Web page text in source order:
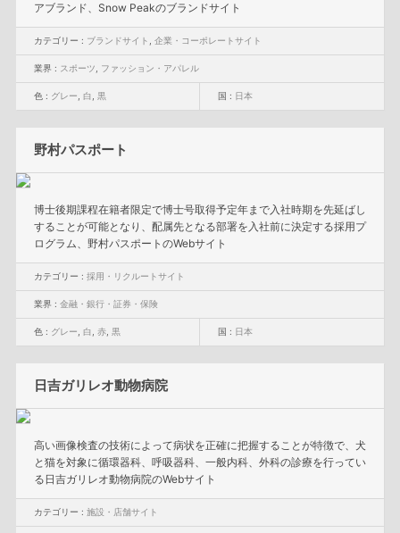
アブランド、Snow Peakのブランドサイト
カテゴリー : ブランドサイト 企業・コーポレートサイト
業界 : スポーツ ファッション・アパレル
色 : グレー 白 黒 国 : 日本
野村パスポート
博士後期課程在籍者限定で博士号取得予定年まで入社時期を先延ばし
することが可能となり、配属先となる部署を入社前に決定する採用プ
ログラム、野村パスポートのWebサイト
カテゴリー : 採用・リクルートサイト
業界 : 金融・銀行・証券・保険
色 : グレー 白 赤, 黒 国 : 日本
日吉ガリレオ動物病院
高い画像検査の技術によって病状を正確に把握することが特徴で、犬
と猫を対象に循環器科、呼吸器科、一般内科、外科の診療を行ってい
る日吉ガリレオ動物病院のWebサイト
カテゴリー : 施設・店舗サイト